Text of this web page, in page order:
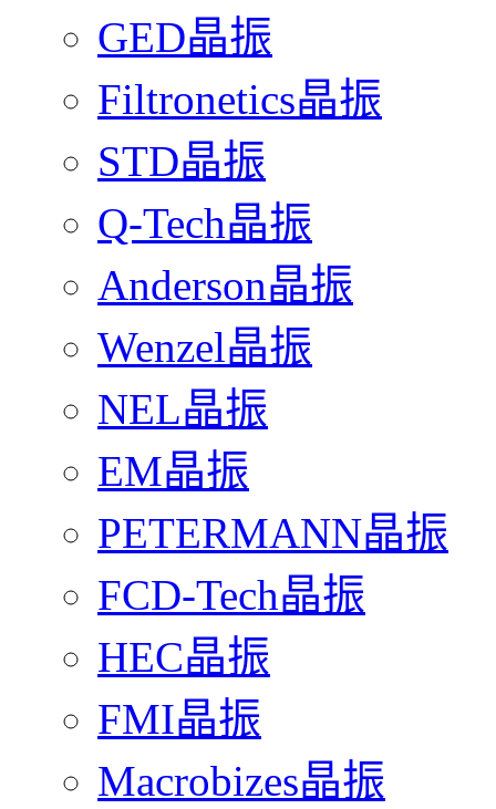
GED晶振
Filtronetics晶振
STD晶振
Q-Tech晶振
Anderson晶振
Wenzel晶振
NEL晶振
EM晶振
PETERMANN晶振
FCD-Tech晶振
HEC晶振
FMI晶振
Macrobizes晶振